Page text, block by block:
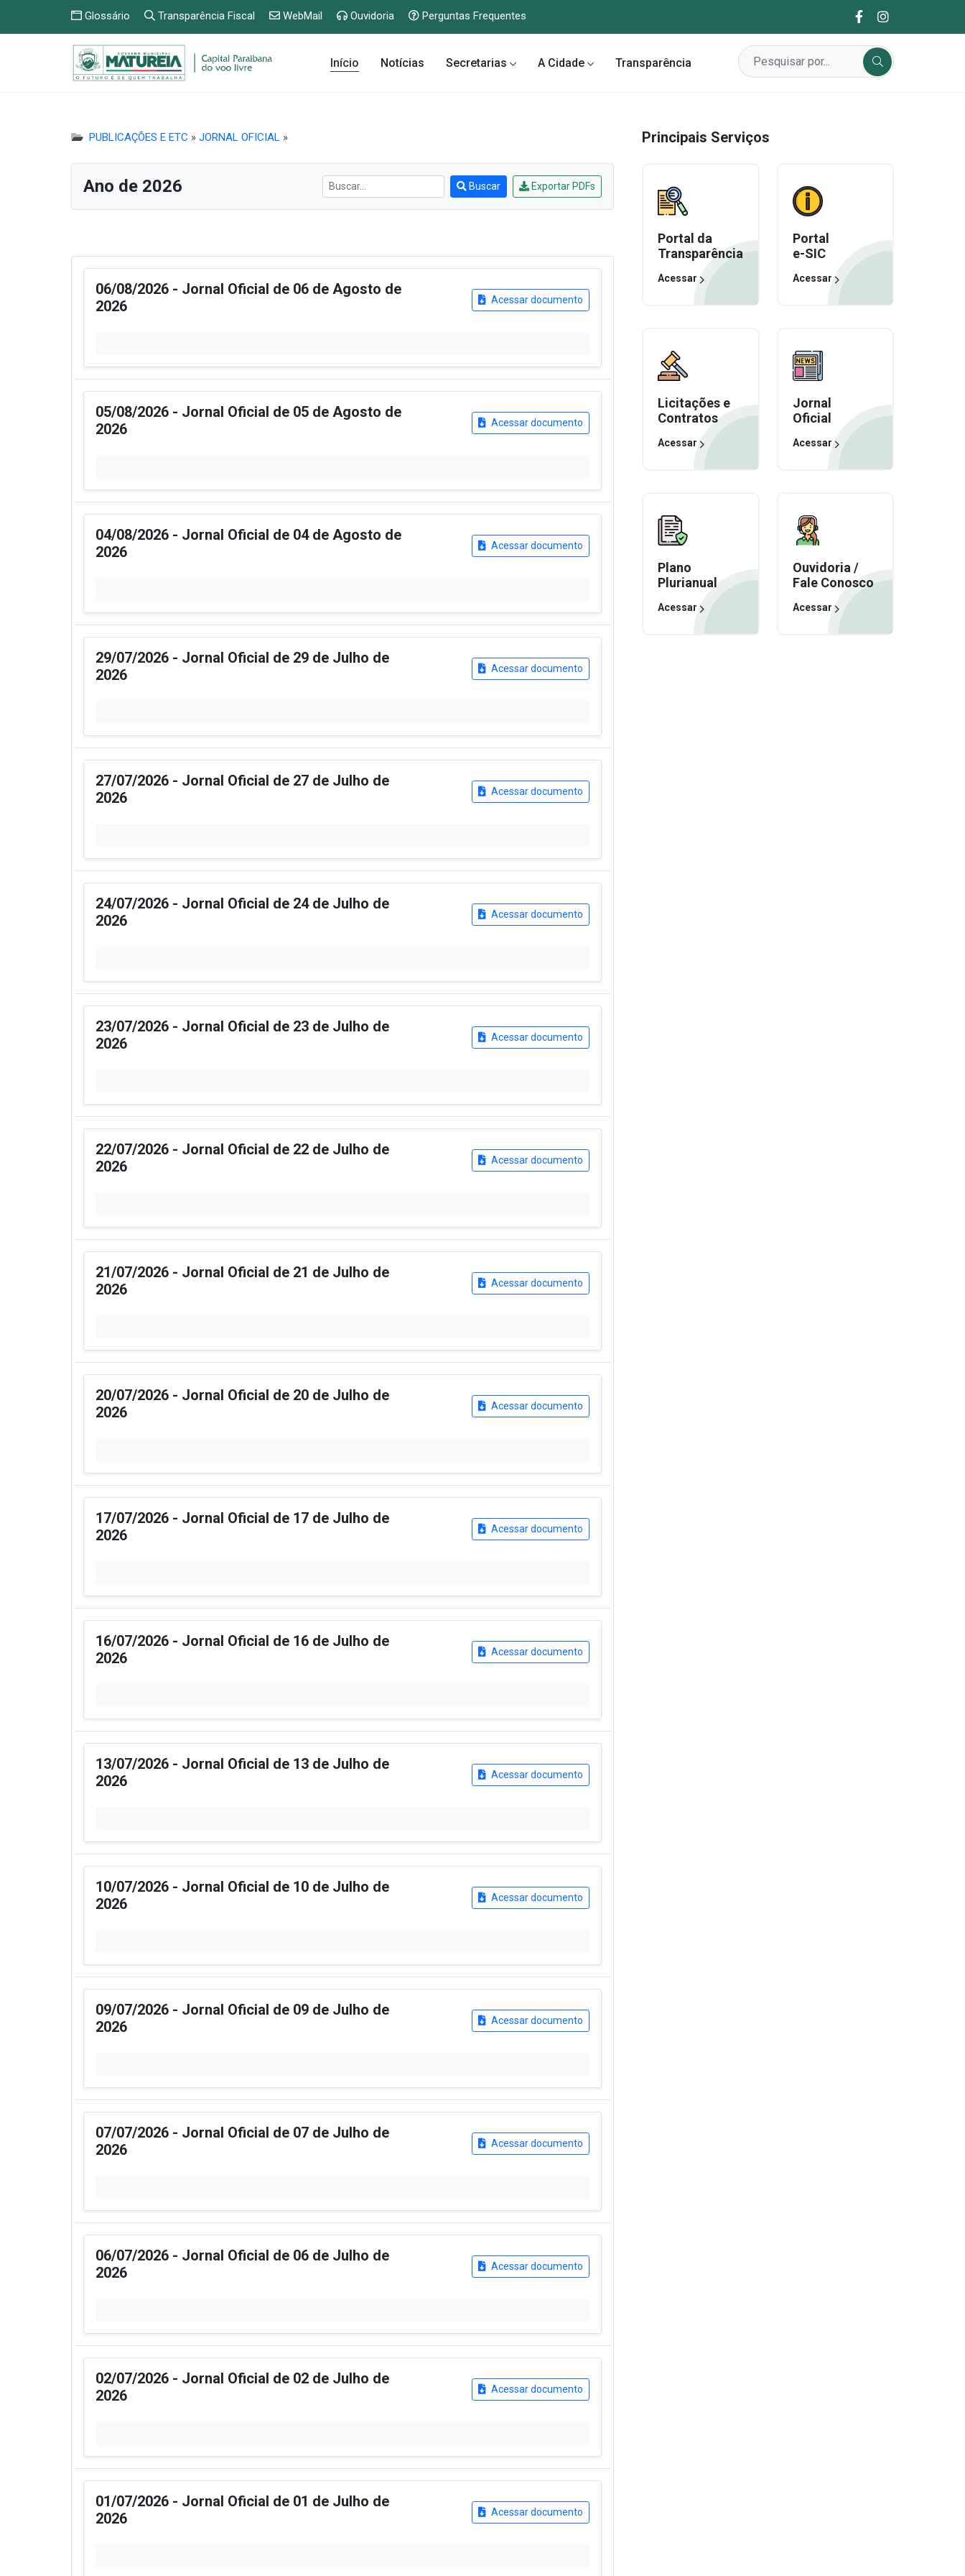
Glossário Transparência Fiscal WebMail Ouvidoria Perguntas Frequentes
Início Notícias Secretarias A Cidade Transparência
PUBLICAÇÕES E ETC » JORNAL OFICIAL »
Ano de 2026 Buscar Exportar PDFs
06/08/2026 - Jornal Oficial de 06 de Agosto de
2026
Acessar documento
05/08/2026 - Jornal Oficial de 05 de Agosto de
2026
Acessar documento
04/08/2026 - Jornal Oficial de 04 de Agosto de
2026
Acessar documento
29/07/2026 - Jornal Oficial de 29 de Julho de
2026
Acessar documento
27/07/2026 - Jornal Oficial de 27 de Julho de
2026
Acessar documento
24/07/2026 - Jornal Oficial de 24 de Julho de
2026
Acessar documento
23/07/2026 - Jornal Oficial de 23 de Julho de
2026
Acessar documento
22/07/2026 - Jornal Oficial de 22 de Julho de
2026
Acessar documento
21/07/2026 - Jornal Oficial de 21 de Julho de
2026
Acessar documento
20/07/2026 - Jornal Oficial de 20 de Julho de
2026
Acessar documento
17/07/2026 - Jornal Oficial de 17 de Julho de
2026
Acessar documento
16/07/2026 - Jornal Oficial de 16 de Julho de
2026
Acessar documento
13/07/2026 - Jornal Oficial de 13 de Julho de
2026
Acessar documento
10/07/2026 - Jornal Oficial de 10 de Julho de
2026
Acessar documento
09/07/2026 - Jornal Oficial de 09 de Julho de
2026
Acessar documento
07/07/2026 - Jornal Oficial de 07 de Julho de
2026
Acessar documento
06/07/2026 - Jornal Oficial de 06 de Julho de
2026
Acessar documento
02/07/2026 - Jornal Oficial de 02 de Julho de
2026
Acessar documento
01/07/2026 - Jornal Oficial de 01 de Julho de
2026
Acessar documento
Principais Serviços
Portal da
Transparência
Acessar
Portal
e-SIC
Acessar
Licitações e
Contratos
Acessar
Jornal
Oficial
Acessar
Plano
Plurianual
Acessar
Ouvidoria /
Fale Conosco
Acessar